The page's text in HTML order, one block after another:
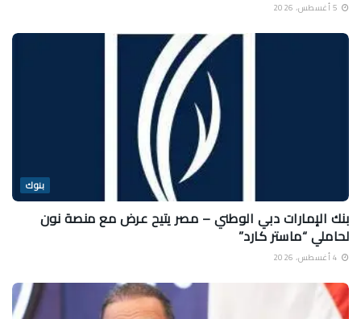
بنوك
بنك الإمارات دبي الوطني – مصر يتيح عرض مع منصة نون
لحاملي “ماستر كارد”